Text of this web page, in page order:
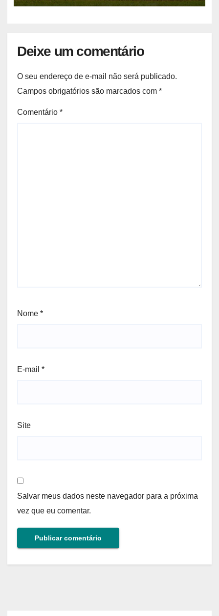
Deixe um comentário
O seu endereço de e-mail não será publicado.
Campos obrigatórios são marcados com *
Comentário *
Nome *
E-mail *
Site
Salvar meus dados neste navegador para a próxima
vez que eu comentar.